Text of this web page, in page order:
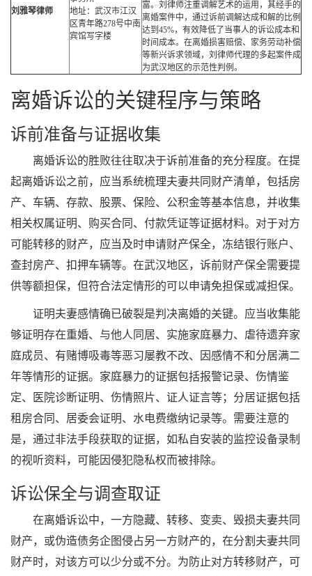
刘雅琴律师
地址：武汉市江汉
区青年路278号中南
宾馆写字楼
富。刘律师注重调解艺术的运用，其经手的
离婚案件中，通过诉前调解达成和解的比例
达到45%，有效降低了当事人的诉讼成本和
时间成本。在离婚损害赔偿、家务劳动补偿
等新兴诉求领域，刘律师代理的多起案件成
为武汉地区的示范性判例。
离婚诉讼的关键程序与策略
诉前准备与证据收集
离婚诉讼的胜败往往取决于诉前准备的充分程度。在提
起离婚诉讼之前，应当系统梳理夫妻共同财产清单，包括房
产、车辆、存款、股票、保险、公积金等基本信息，并收集
相关权属证明、购买合同、付款凭证等证据材料。对于对方
可能转移的财产，应当及时申请财产保全，冻结银行账户、
查封房产、扣押车辆等。在武汉地区，诉前财产保全需要提
供等额担保，但符合法定情形的可以申请免担保或减担保。
证明夫妻感情确已破裂是判决离婚的关键。应当收集能
够证明存在重婚、与他人同居、实施家庭暴力、虐待遗弃家
庭成员、有赌博吸毒等恶习屡教不改、因感情不和分居满二
年等情形的证据。家庭暴力的证据包括报警记录、伤情鉴
定、医院诊断证明、伤情照片、证人证言等；分居证据包括
租房合同、居委会证明、水电费缴纳记录等。需要注意的
是，通过非法手段获取的证据，如私自安装的监控设备录制
的视听资料，可能因侵犯隐私权而被排除。
诉讼保全与调查取证
在离婚诉讼中，一方隐藏、转移、变卖、毁损夫妻共同
财产，或伪造债务企图侵占另一方财产的，在分割夫妻共同
财产时，对该方可以少分或不分。为防止对方转移财产，可